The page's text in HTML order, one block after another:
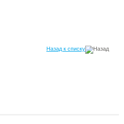
Назад к списку